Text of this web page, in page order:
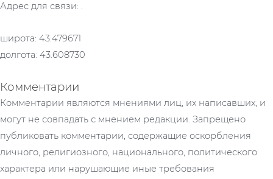
Адрес для связи: .
широта: 43.479671
долгота: 43.608730
Комментарии
Комментарии являются мнениями лиц, их написавших, и
могут не совпадать с мнением редакции. Запрещено
публиковать комментарии, содержащие оскорбления
личного, религиозного, национального, политического
характера или нарушающие иные требования